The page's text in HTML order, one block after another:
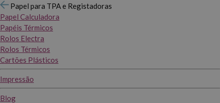
Papel para TPA e Registadoras
Papel Calculadora
Papéis Térmicos
Rolos Electra
Rolos Térmicos
Cartões Plásticos
Impressão
Blog